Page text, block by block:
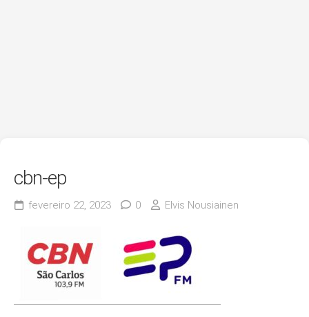
cbn-ep
fevereiro 22, 2023 0 Elvis Nousiainen